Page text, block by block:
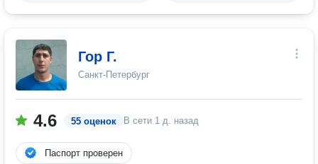
Гор Г.
Санкт-Петербург
4.6 55 оценок В сети 1 д. назад
Паспорт проверен